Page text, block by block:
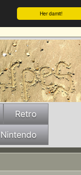
Her damit!
Retro
Nintendo